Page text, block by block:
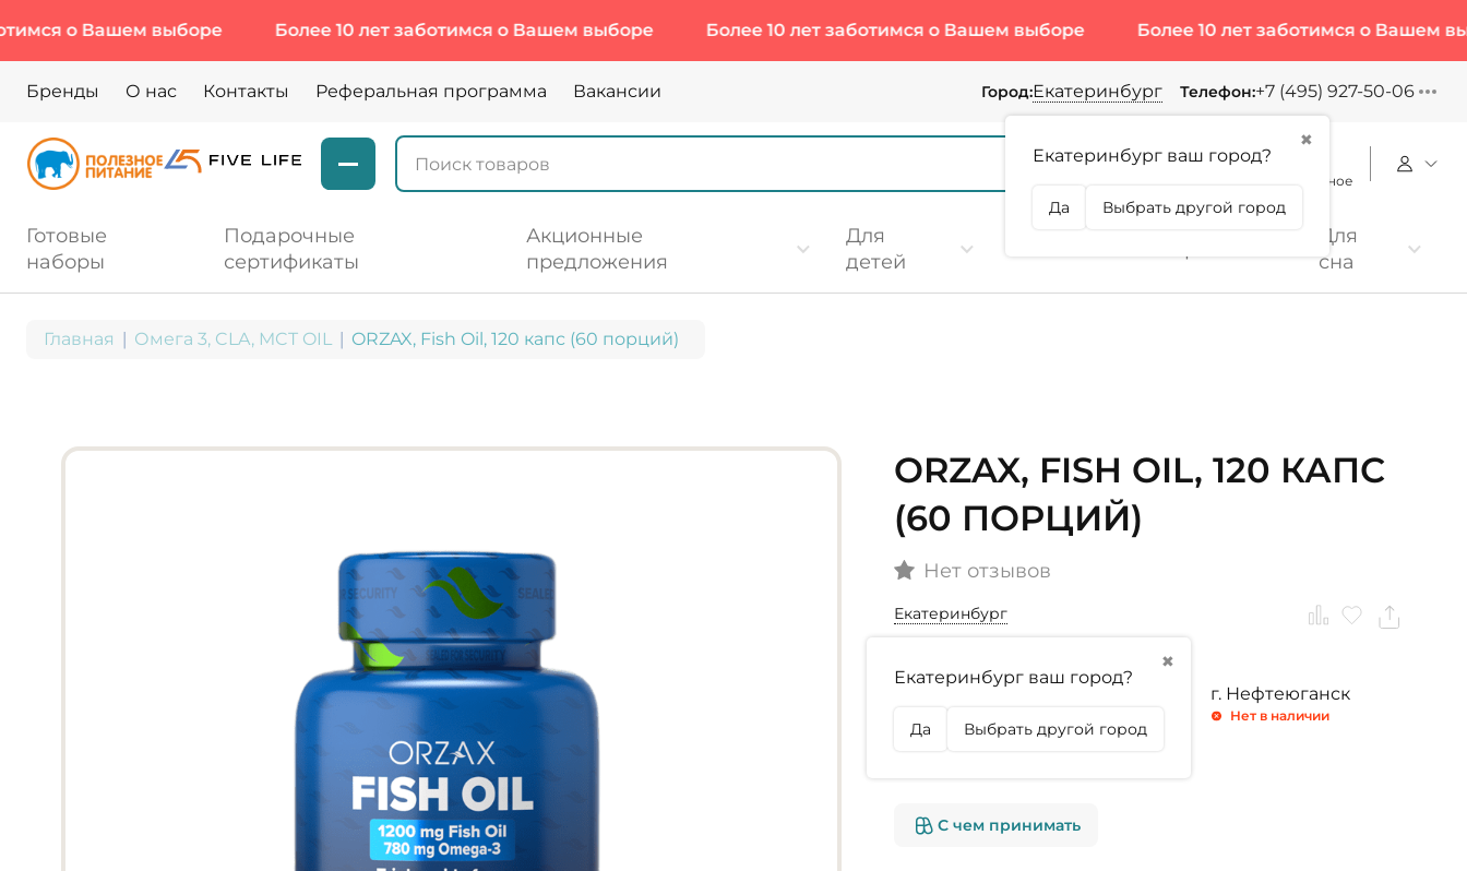
о Вашем выборе Более 10 лет заботимся о Вашем выборе Более 10 лет заботимся о Вашем выборе Более 10 лет заботимся о Вашем выборе
Бренды О нас Контакты Реферальная программа Вакансии Город:Екатеринбург
✖
Екатеринбург ваш город?
Да Выбрать другой город
Телефон:+7 (495) 927-50-06
Избранное
Готовые
наборы
Подарочные
сертификаты
Акционные
предложения
Для
детей
Для
сна
Главная Омега 3, CLA, MCT OIL ORZAX, Fish Oil, 120 капс (60 порций)
ORZAX, FISH OIL, 120 КАПС
(60 ПОРЦИЙ)
Нет отзывов
Екатеринбург
✖
Екатеринбург ваш город?
Да Выбрать другой город
г. Екатеринбург г. Тюмень г. Нефтеюганск
Нет в наличии
С чем принимать